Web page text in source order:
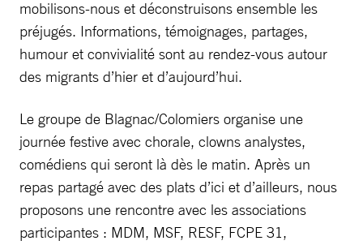
mobilisons-nous et déconstruisons ensemble les
préjugés. Informations, témoignages, partages,
humour et convivialité sont au rendez-vous autour
des migrants d’hier et d’aujourd’hui.
Le groupe de Blagnac/Colomiers organise une
journée festive avec chorale, clowns analystes,
comédiens qui seront là dès le matin. Après un
repas partagé avec des plats d’ici et d’ailleurs, nous
proposons une rencontre avec les associations
participantes : MDM, MSF, RESF, FCPE 31,